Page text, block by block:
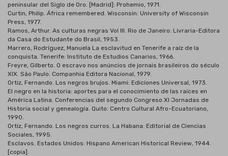
peninsular del Siglo de Oro. [Madrid]: Prohemio, 1971.
Curtin, Philip. África remembered. Wisconsin: University of Wisconsin
Press, 1977.
Ramos, Arthur. As culturas negras Vol III. Rio de Janeiro: Livraria-Editora
da Casa do Estudante do Brasil, 1953.
Marrero, Rodríguez, Manuela La esclavitud en Tenerife a raíz de la
conquista. Tenerife: Instituto de Estudios Canarios, 1966.
Freyre, Gilberto. O escravo nos anúncios de jornais brasileiros do século
XIX. São Paulo: Companhia Editora Nacional, 1979.
Ortiz, Fernando. Los negros brujos. Miami: Ediciones Universal, 1973.
El negro en la historia: aportes para el conocimiento de las raíces en
América Latina. Conferencias del segundo Congreso XI Jornadas de
Historia social y genealogía. Quito: Centro Cultural Afro-Ecuatoriano,
1990.
Ortiz, Fernando. Los negros curros. La Habana: Editorial de Ciencias
Sociales, 1995.
Esclavos. Estados Unidos: Hispano American Historical Review, 1944.
[copia].